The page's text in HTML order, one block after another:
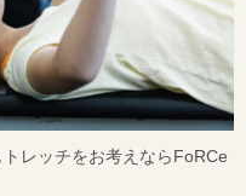
レッチをお考えならFoRCe